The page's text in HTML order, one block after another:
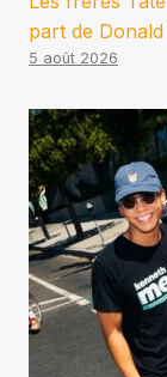
part de
5 août 2026